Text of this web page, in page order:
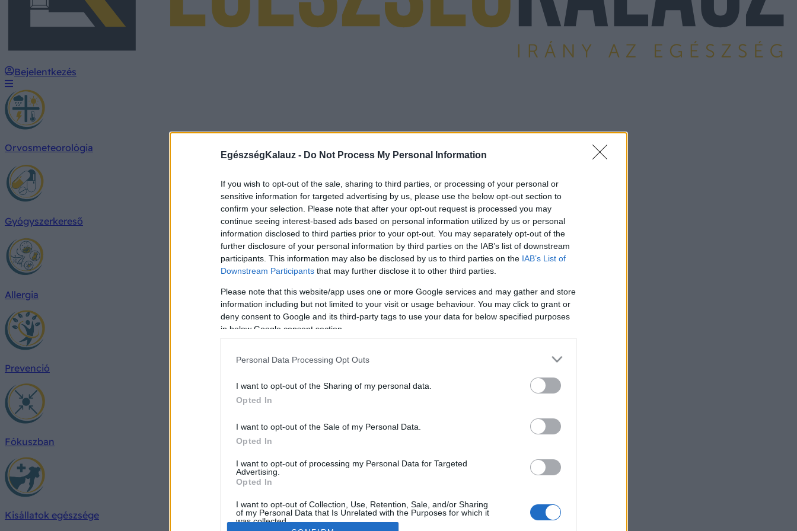
EgészségKalauz - Do Not Process My Personal Information
If you wish to opt-out of the sale, sharing to third parties, or processing of your personal or
sensitive information for targeted advertising by us, please use the below opt-out section to
confirm your selection. Please note that after your opt-out request is processed you may
continue seeing interest-based ads based on personal information utilized by us or personal
information disclosed to third parties prior to your opt-out. You may separately opt-out of the
further disclosure of your personal information by third parties on the IAB’s list of downstream
participants. This information may also be disclosed by us to third parties on the IAB’s List of
Downstream Participants that may further disclose it to other third parties.
Please note that this website/app uses one or more Google services and may gather and store
information including but not limited to your visit or usage behaviour. You may click to grant or
deny consent to Google and its third-party tags to use your data for below specified purposes
in below Google consent section.
Personal Data Processing Opt Outs
I want to opt-out of the Sharing of my personal data.
Opted In
I want to opt-out of the Sale of my Personal Data.
Opted In
I want to opt-out of processing my Personal Data for Targeted
Advertising.
Opted In
I want to opt-out of Collection, Use, Retention, Sale, and/or Sharing
of my Personal Data that Is Unrelated with the Purposes for which it
was collected.
Bejelentkezés
Orvosmeteorológia
Gyógyszerkereső
Allergia
Prevenció
Fókuszban
Kisállatok egészsége